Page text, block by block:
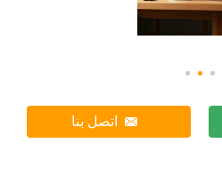
اتصل بنا